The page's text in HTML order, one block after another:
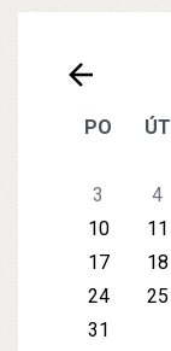
PO ÚT
3
4
10
11
17
18
24
25
31